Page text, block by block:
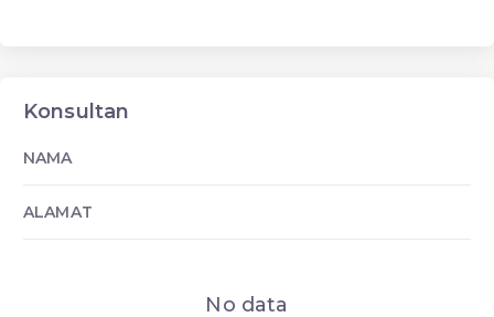
Konsultan
NAMA
ALAMAT
No data